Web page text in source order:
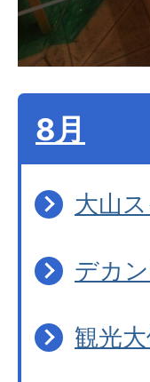
8月
大山
デカ
観光